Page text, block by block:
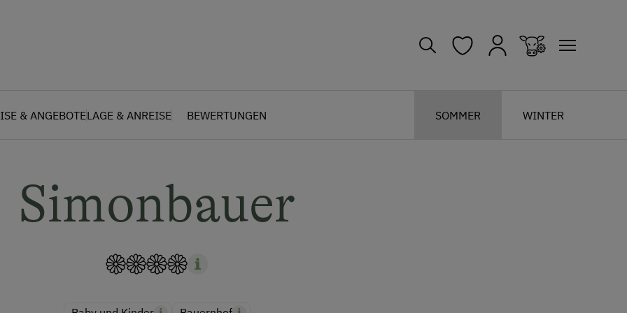
& ANGEBOTELAGE & ANREISE BEWERTUNGEN SOMMER WINTER
Simonbauer